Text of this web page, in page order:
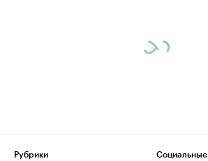
Рубрики
Социальные